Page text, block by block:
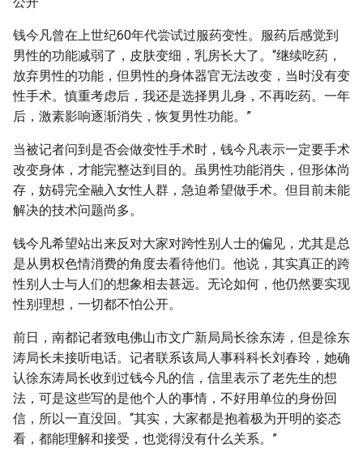
钱今凡曾在上世纪60年代尝试过服药变性。服药后感觉到
男性的功能减弱了，皮肤变细，乳房长大了。“继续吃药，
放弃男性的功能，但男性的身体器官无法改变，当时没有变
性手术。慎重考虑后，我还是选择男儿身，不再吃药。一年
后，激素影响逐渐消失，恢复男性功能。”
当被记者问到是否会做变性手术时，钱今凡表示一定要手术
改变身体，才能完整达到目的。虽男性功能消失，但形体尚
存，妨碍完全融入女性人群，急迫希望做手术。但目前未能
解决的技术问题尚多。
钱今凡希望站出来反对大家对跨性别人士的偏见，尤其是总
是从男权色情消费的角度去看待他们。他说，其实真正的跨
性别人士与人们的想象相去甚远。无论如何，他仍然要实现
性别理想，一切都不怕公开。
前日，南都记者致电佛山市文广新局局长徐东涛，但是徐东
涛局长未接听电话。记者联系该局人事科科长刘春玲，她确
认徐东涛局长收到过钱今凡的信，信里表示了老先生的想
法，可是这些写的是他个人的事情，不好用单位的身份回
信，所以一直没回。“其实，大家都是抱着极为开明的姿态
看，都能理解和接受，也觉得没有什么关系。”